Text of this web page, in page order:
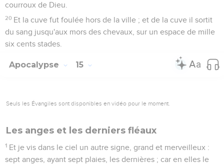
courroux de Dieu.
20 Et la cuve fut foulée hors de la ville ; et de la cuve il sortit
du sang jusqu'aux mors des chevaux, sur un espace de mille
six cents stades.
Apocalypse 15
Seuls les Évangiles sont disponibles en vidéo pour le moment.
Les anges et les derniers fléaux
1 Et je vis dans le ciel un autre signe, grand et merveilleux :
sept anges, ayant sept plaies, les dernières ; car en elles le